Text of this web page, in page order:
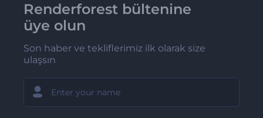
Renderforest bültenine
üye olun
Son haber ve tekliflerimiz ilk olarak size
ulaşsın